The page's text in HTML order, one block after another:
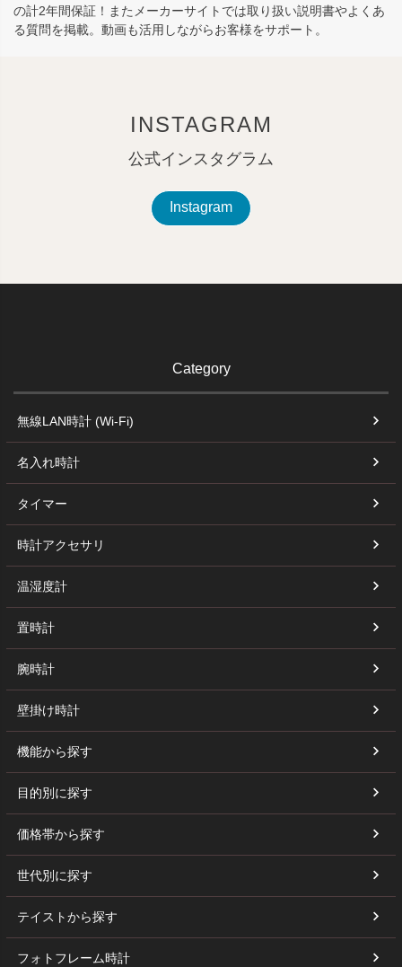
の計2年間保証！またメーカーサイトでは取り扱い説明書やよくあ
る質問を掲載。動画も活用しながらお客様をサポート。
INSTAGRAM
公式インスタグラム
Instagram
Category
無線LAN時計 (Wi-Fi)
名入れ時計
タイマー
時計アクセサリ
温湿度計
置時計
腕時計
壁掛け時計
機能から探す
目的別に探す
価格帯から探す
世代別に探す
テイストから探す
フォトフレーム時計